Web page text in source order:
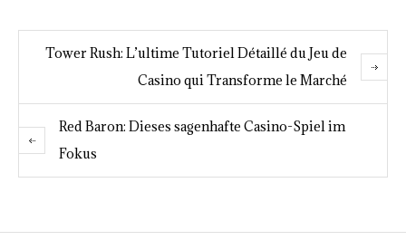
Tower Rush: L’ultime Tutoriel Détaillé du Jeu de
Casino qui Transforme le Marché
Red Baron: Dieses sagenhafte Casino-Spiel im
Fokus